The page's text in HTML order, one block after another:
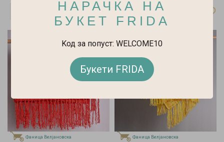
+ -
Фаница Велјановска Фаница Велјановска
НАРАЧКА НА
БУКЕТ FRIDA
Kод за попуст: WELCOME10
Букети FRIDA